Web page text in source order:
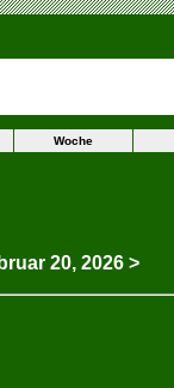
Woche
20, 2026 >